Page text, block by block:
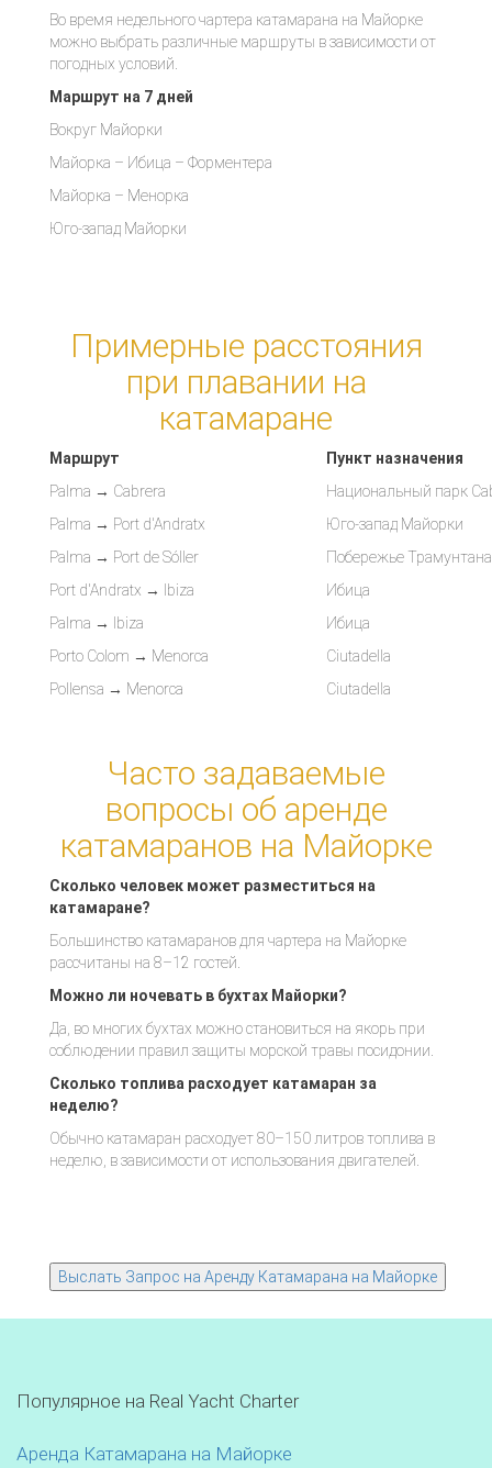
Во время недельного чартера катамарана на Майорке
можно выбрать различные маршруты в зависимости от
погодных условий.
Маршрут на 7 дней
Вокруг Майорки
Майорка – Ибица – Форментера
Майорка – Менорка
Юго-запад Майорки
Примерные расстояния
при плавании на
катамаране
Маршрут
Пункт назначения
Palma → Cabrera
Национальный парк
Palma → Port d'Andratx
Юго-запад Майорки
Palma → Port de Sóller
Побережье Трамунтана
Port d'Andratx → Ibiza
Ибица
Palma → Ibiza
Ибица
Porto Colom → Menorca
Ciutadella
Pollensa → Menorca
Ciutadella
Часто задаваемые
вопросы об аренде
катамаранов на Майорке
Сколько человек может разместиться на
катамаране?
Большинство катамаранов для чартера на Майорке
рассчитаны на 8–12 гостей.
Можно ли ночевать в бухтах Майорки?
Да, во многих бухтах можно становиться на якорь при
соблюдении правил защиты морской травы посидонии.
Сколько топлива расходует катамаран за
неделю?
Обычно катамаран расходует 80–150 литров топлива в
неделю, в зависимости от использования двигателей.
Популярное на Real Yacht Charter
Аренда Катамарана на Майорке